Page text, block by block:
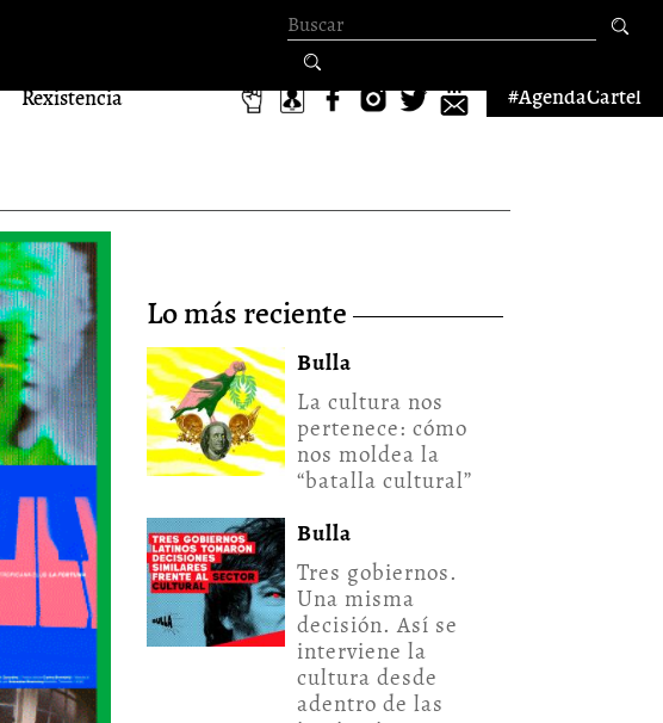
Formulario de
búsqueda
Rexistencia #AgendaCartel
lo más reciente
Bulla
La cultura nos
pertenece: cómo
nos moldea la
“batalla cultural”
Bulla
Tres gobiernos.
Una misma
decisión. Así se
interviene la
cultura desde
adentro de las